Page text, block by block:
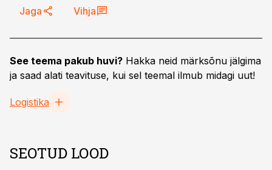
Jaga Vihja
See teema pakub huvi? Hakka neid märksõnu jälgima
ja saad alati teavituse, kui sel teemal ilmub midagi uut!
Logistika
SEOTUD LOOD